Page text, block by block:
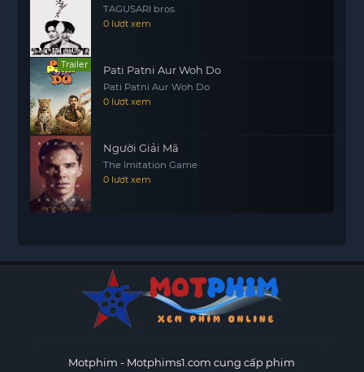
TAGUSARI bros.
0 lượt xem
Trailer Pati Patni Aur Woh Do
Pati Patni Aur Woh Do
0 lượt xem
Người Giải Mã
The Imitation Game
0 lượt xem
Motphim - Motphims1.com cung cấp phim